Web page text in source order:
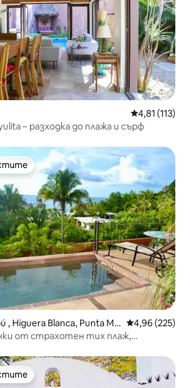
Средна
4,81 (113)
– разходка до плажа и сърф
избор на гостите
, Higuera Blanca, Punta Mit Средна
4,96 (225)
от страхотен тих плаж,
на гостите